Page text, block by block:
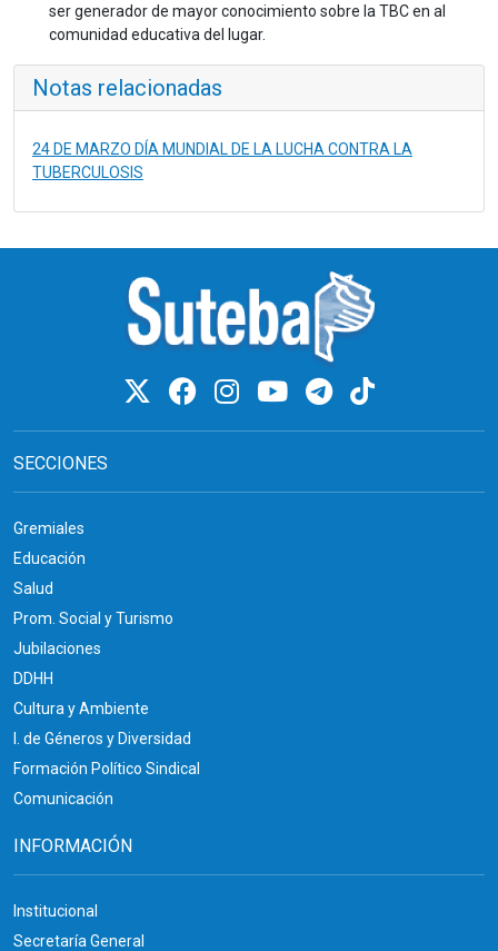
ser generador de mayor conocimiento sobre la TBC en al
comunidad educativa del lugar.
Notas relacionadas
24 DE MARZO DÍA MUNDIAL DE LA LUCHA CONTRA LA
TUBERCULOSIS
SECCIONES
Gremiales
Educación
Salud
Prom. Social y Turismo
Jubilaciones
DDHH
Cultura y Ambiente
I. de Géneros y Diversidad
Formación Político Sindical
Comunicación
INFORMACIÓN
Institucional
Secretaría General